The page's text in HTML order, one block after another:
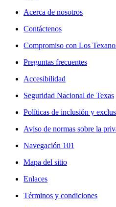
Acerca de nosotros
Contáctenos
Compromiso con Los
Preguntas frecuentes
Accesibilidad
Seguridad Nacional de Texas
Políticas de inclusión y
Aviso de normas sobre la
Navegación 101
Mapa del sitio
Enlaces
Términos y condiciones